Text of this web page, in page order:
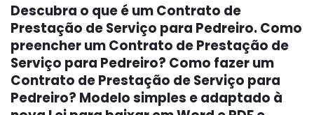
Descubra o que é um Contrato de
Prestação de Serviço para Pedreiro. Como
preencher um Contrato de Prestação de
Serviço para Pedreiro? Como fazer um
Contrato de Prestação de Serviço para
Pedreiro? Modelo simples e adaptado à